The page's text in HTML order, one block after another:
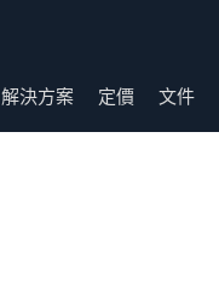
解決方案 定價 文件